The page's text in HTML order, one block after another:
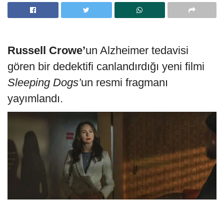
Russell Crowe’un Alzheimer tedavisi
gören bir dedektifi canlandırdığı yeni filmi
Sleeping Dogs’un resmi fragmanı
yayımlandı.